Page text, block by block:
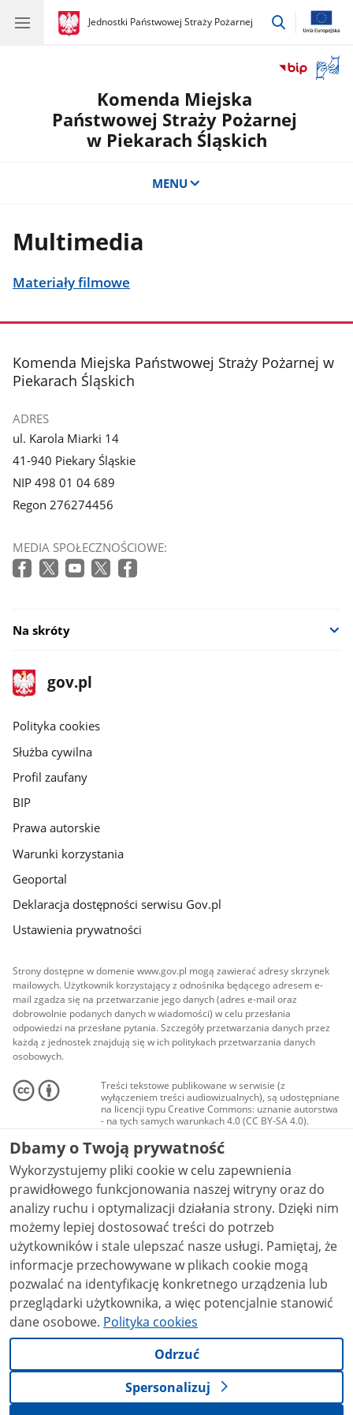
gov.pl
Jednostki Państwowej Straży Pożarnej
gov.pl
Jednostki
przejdź
okno
Komenda Miejska
Państwowej Straży Pożarnej
w Piekarach Śląskich
MENU
Multimedia
Materiały filmowe
stopka
Komenda Miejska Państwowej Straży Pożarnej w
Piekarach Śląskich
ADRES
ul. Karola Miarki 14
41-940 Piekary Śląskie
NIP 498 01 04 689
Regon 276274456
MEDIA SPOŁECZNOŚCIOWE:
Na skróty
stopka
gov.pl
Strona
gov.pl
gov.pl
Polityka cookies
Służba cywilna
Profil zaufany
BIP
Prawa autorskie
Warunki korzystania
Geoportal
Deklaracja dostępności serwisu Gov.pl
Ustawienia prywatności
Strony dostępne w domenie www.gov.pl mogą zawierać adresy skrzynek
mailowych. Użytkownik korzystający z odnośnika będącego adresem e-
mail zgadza się na przetwarzanie jego danych (adres e-mail oraz
dobrowolnie podanych danych w wiadomości) w celu przesłania
odpowiedzi na przesłane pytania. Szczegóły przetwarzania danych przez
każdą z jednostek znajdują się w ich politykach przetwarzania danych
osobowych.
Treści tekstowe publikowane w serwisie (z
wyłączeniem treści audiowizualnych), są udostępniane
na licencji typu Creative Commons: uznanie autorstwa
- na tych samych warunkach 4.0 (CC BY-SA 4.0).
Materiały audiowizualne, w tym zdjęcia, materiały
audio i wideo, są udostępniane na licencji typu
Creative Commons: uznanie autorstwa użycie
niekomercyjne - bez utworów zależnych 4.0 (CC BY-
NC-ND 4.0), o ile nie jest to stwierdzone inaczej.
Dbamy o Twoją prywatność
Wykorzystujemy pliki cookie w celu zapewnienia
prawidłowego funkcjonowania naszej witryny oraz do
analizy ruchu i optymalizacji działania strony. Dzięki nim
możemy lepiej dostosować treści do potrzeb
użytkowników i stale ulepszać nasze usługi. Pamiętaj, że
informacje przechowywane w plikach cookie mogą
pozwalać na identyfikację konkretnego urządzenia lub
przeglądarki użytkownika, a więc potencjalnie stanowić
dane osobowe. Polityka cookies
Odrzuć
Spersonalizuj